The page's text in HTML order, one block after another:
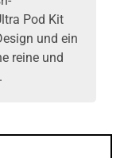
Pod Kit
und ein
reine und